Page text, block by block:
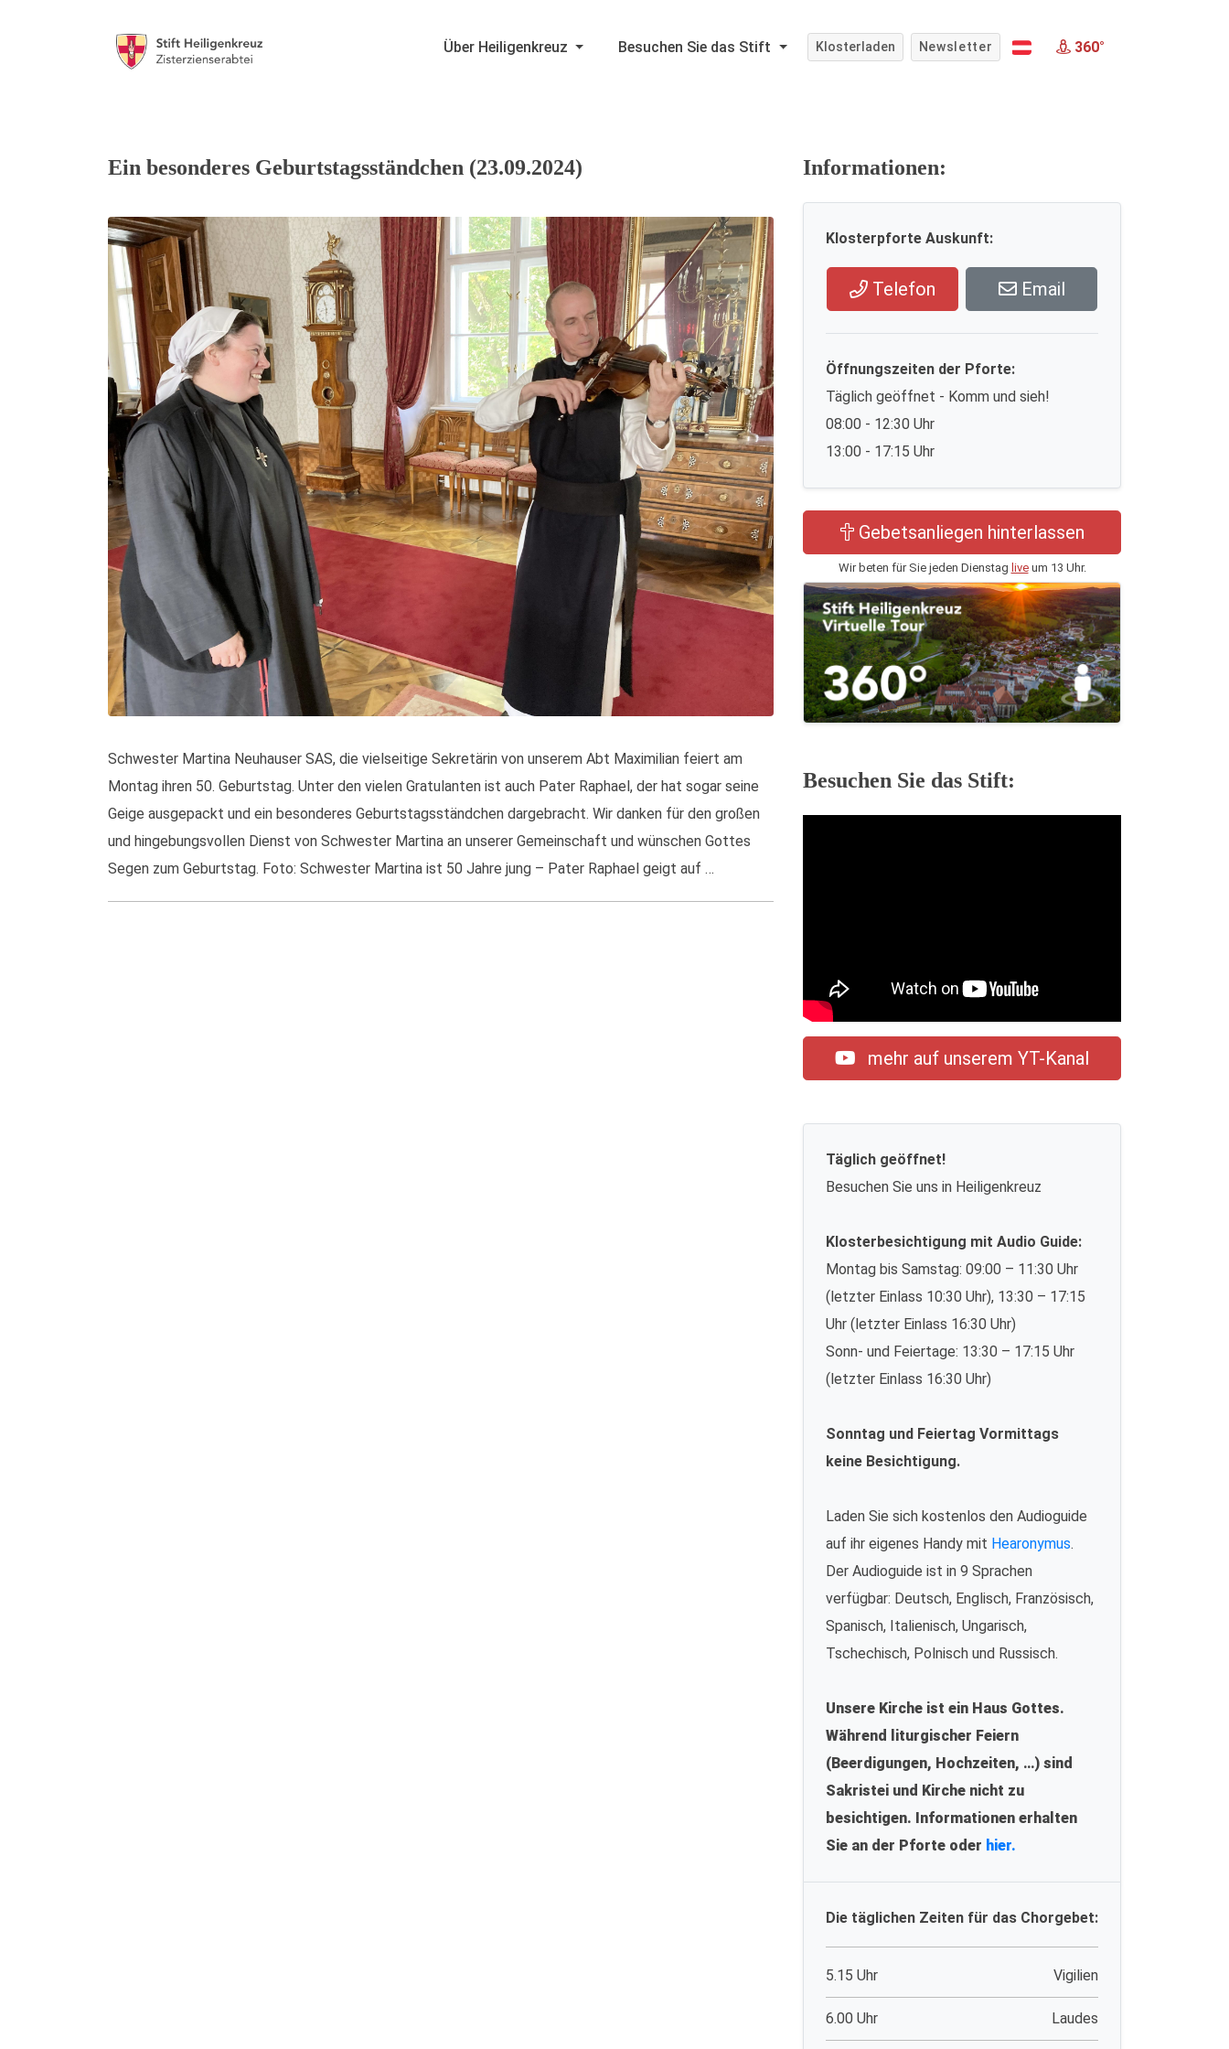
Über Heiligenkreuz Besuchen Sie das Stift Klosterladen Newsletter 360°
Ein besonderes Geburtstagsständchen (23.09.2024)
Schwester Martina Neuhauser SAS, die vielseitige Sekretärin von unserem Abt Maximilian feiert am
Montag ihren 50. Geburtstag. Unter den vielen Gratulanten ist auch Pater Raphael, der hat sogar seine
Geige ausgepackt und ein besonderes Geburtstagsständchen dargebracht. Wir danken für den großen
und hingebungsvollen Dienst von Schwester Martina an unserer Gemeinschaft und wünschen Gottes
Segen zum Geburtstag. Foto: Schwester Martina ist 50 Jahre jung – Pater Raphael geigt auf …
Informationen:
Klosterpforte Auskunft:
Telefon Email
Öffnungszeiten der Pforte:
Täglich geöffnet - Komm und sieh!
08:00 - 12:30 Uhr
13:00 - 17:15 Uhr
Gebetsanliegen hinterlassen
Wir beten für Sie jeden Dienstag liveum 13 Uhr.
Besuchen Sie das Stift:
mehr auf unserem YT-Kanal
Täglich geöffnet!
Besuchen Sie uns in Heiligenkreuz
Klosterbesichtigung mit Audio Guide:
Montag bis Samstag: 09:00 – 11:30 Uhr
(letzter Einlass 10:30 Uhr), 13:30 – 17:15
Uhr (letzter Einlass 16:30 Uhr)
Sonn- und Feiertage: 13:30 – 17:15 Uhr
(letzter Einlass 16:30 Uhr)
Sonntag und Feiertag Vormittags
keine Besichtigung.
Laden Sie sich kostenlos den Audioguide
auf ihr eigenes Handy mit Hearonymus.
Der Audioguide ist in 9 Sprachen
verfügbar: Deutsch, Englisch, Französisch,
Spanisch, Italienisch, Ungarisch,
Tschechisch, Polnisch und Russisch.
Unsere Kirche ist ein Haus Gottes.
Während liturgischer Feiern
(Beerdigungen, Hochzeiten, …) sind
Sakristei und Kirche nicht zu
besichtigen. Informationen erhalten
Sie an der Pforte oder hier.
Die täglichen Zeiten für das Chorgebet:
5.15 Uhr Vigilien
6.00 Uhr Laudes